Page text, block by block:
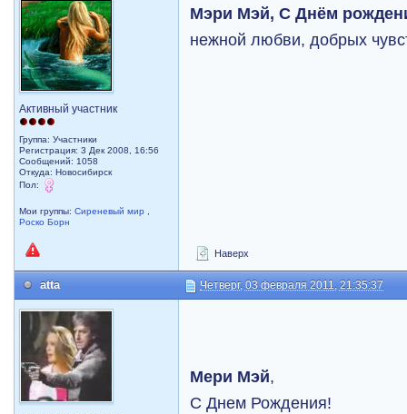
Активный участник
Группа: Участники
Регистрация: 3 Дек 2008, 16:56
Сообщений: 1058
Откуда: Новосибирск
Пол:
Мои группы:Сиреневый мир
Роско Борн
Мэри Мэй, С Днём
нежной любви, добрых
Наверх
atta Четверг, 03 февраля 2011, 21:35:37
Мери Мэй,
С Днем Рождения!